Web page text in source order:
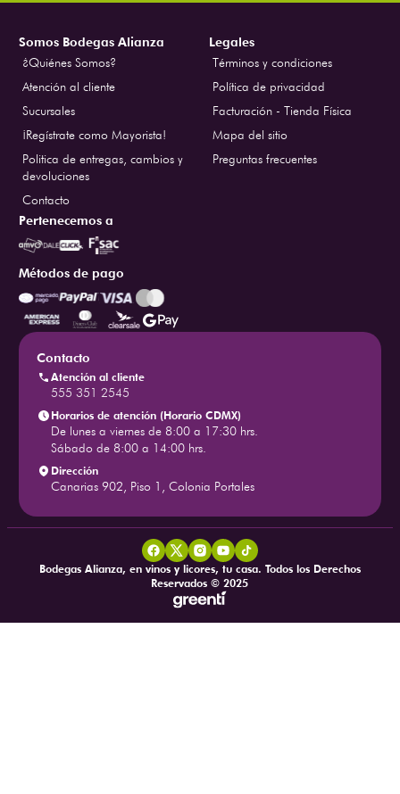
Somos Bodegas Alianza
¿Quiénes Somos?
Atención al cliente
Sucursales
¡Regístrate como Mayorista!
Politica de entregas, cambios y
devoluciones
Contacto
Legales
Términos y condiciones
Política de privacidad
Facturación - Tienda Física
Mapa del sitio
Preguntas frecuentes
Pertenecemos a
Métodos de pago
Contacto
Atención al cliente
555 351 2545
Horarios de atención (Horario CDMX)
De lunes a viernes de 8:00 a 17:30 hrs.
Sábado de 8:00 a 14:00 hrs.
Dirección
Canarias 902, Piso 1, Colonia Portales
Bodegas Alianza, en vinos y licores, tu casa. Todos los Derechos
Reservados © 2025